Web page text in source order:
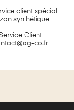
Client
co.fr